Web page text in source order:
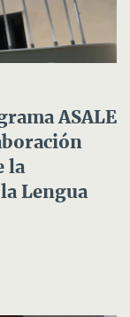
ASALE
la
Lengua